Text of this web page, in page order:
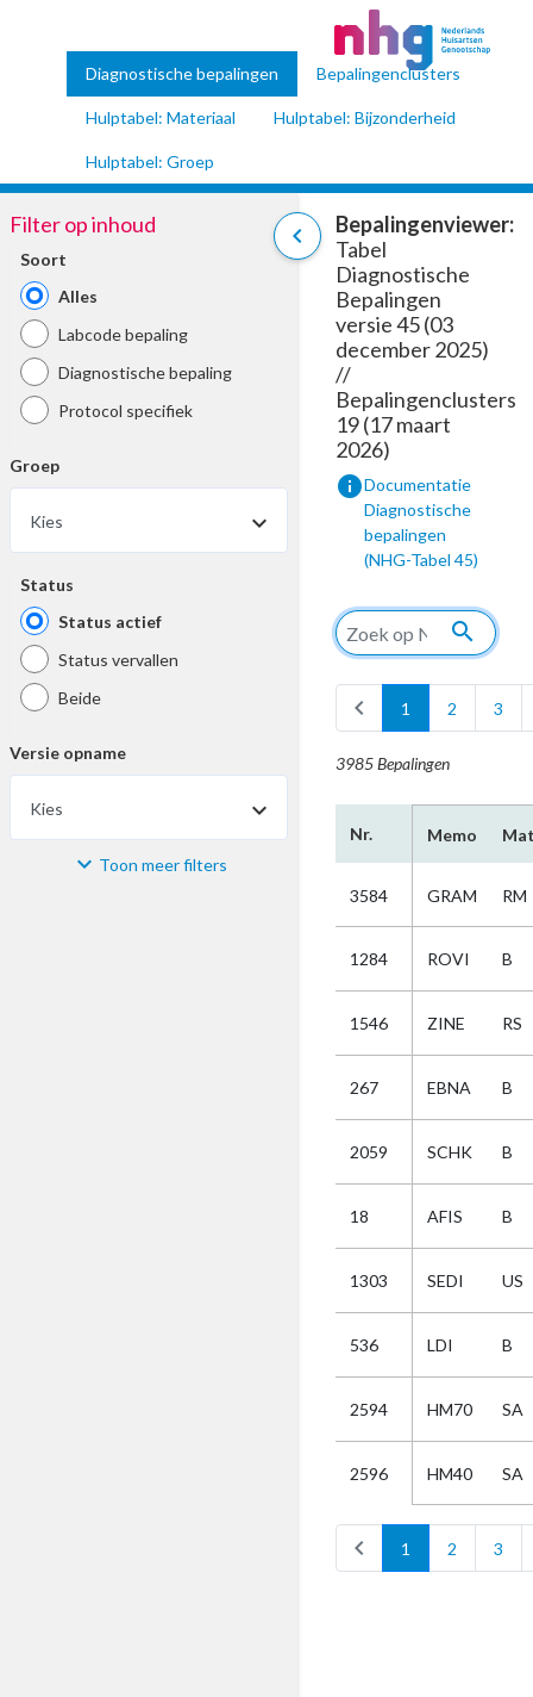
Diagnostische bepalingen Bepalingenclusters
Hulptabel: Materiaal Hulptabel: Bijzonderheid
Hulptabel: Groep
chevron_left
Filter op inhoud
Soort
Alles
Labcode bepaling
Diagnostische bepaling
Protocol specifiek
Groep
Kies
Status
Status actief
Status vervallen
Beide
Versie opname
Kies
Materiaal Toon meer filters
Bepalingenviewer:
Tabel
Diagnostische
Bepalingen
versie 45 (03
december 2025)
//
Bepalingenclusters
19 (17 maart
2026)
infoDocumentatie
Diagnostische
bepalingen
(NHG-Tabel 45)
search
chevron_left 1 2 3
3985 Bepalingen
Nr. Memo
3584 GRAM RM
1284 ROVI B
1546 ZINE RS
267 EBNA B
2059 SCHK B
18 AFIS B
1303 SEDI US
536 LDI B
2594 HM70 SA
2596 HM40 SA
chevron_left 1 2 3